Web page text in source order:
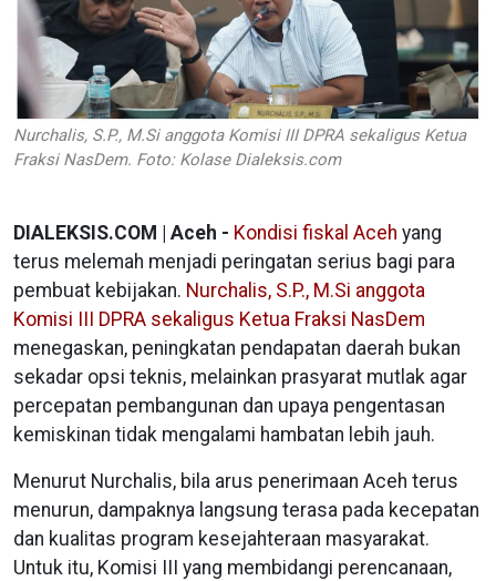
Nurchalis, S.P., M.Si anggota Komisi III DPRA sekaligus Ketua
Fraksi NasDem. Foto: Kolase Dialeksis.com
DIALEKSIS.COM | Aceh - Kondisi fiskal Aceh yang
terus melemah menjadi peringatan serius bagi para
pembuat kebijakan. Nurchalis, S.P., M.Si anggota
Komisi III DPRA sekaligus Ketua Fraksi NasDem
menegaskan, peningkatan pendapatan daerah bukan
sekadar opsi teknis, melainkan prasyarat mutlak agar
percepatan pembangunan dan upaya pengentasan
kemiskinan tidak mengalami hambatan lebih jauh.
Menurut Nurchalis, bila arus penerimaan Aceh terus
menurun, dampaknya langsung terasa pada kecepatan
dan kualitas program kesejahteraan masyarakat.
Untuk itu, Komisi III yang membidangi perencanaan,